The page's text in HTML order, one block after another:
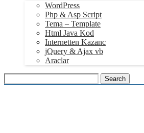
WordPress
Php & Asp Script
Tema – Template
Html Java Kod
Internetten Kazanc
jQuery & Ajax vb
Araclar